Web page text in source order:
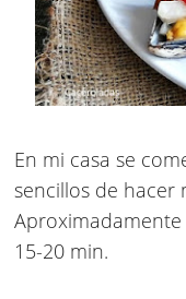
En mi casa se
sencillos de hacer
15-20 min.